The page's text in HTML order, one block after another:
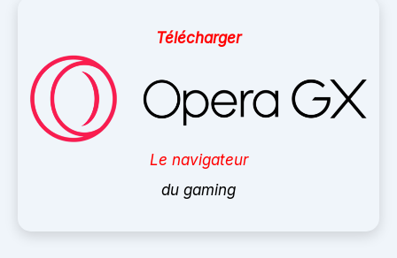
Télécharger
Le navigateur
du gaming